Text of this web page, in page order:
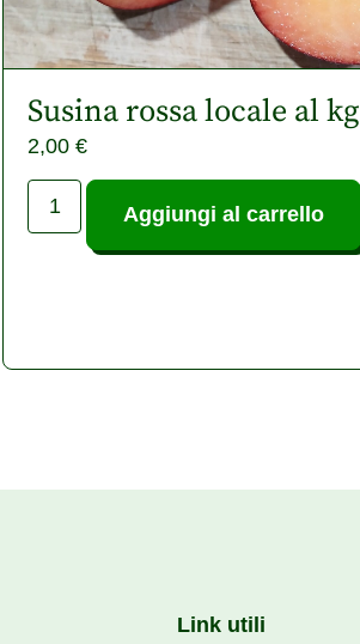
Susina rossa locale al kg
2,00€
Aggiungi al carrello
Link utili